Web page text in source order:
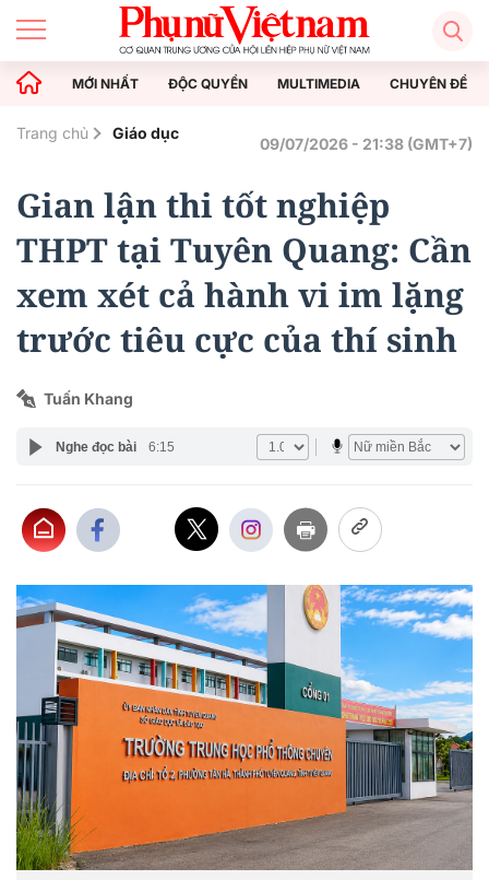
MỚI NHẤT ĐỘC QUYỀN MULTIMEDIA CHUYÊN ĐỀ
Trang chủ Giáo dục
09/07/2026 - 21:38 (GMT+7)
Gian lận thi tốt nghiệp
THPT tại Tuyên Quang: Cần
xem xét cả hành vi im lặng
trước tiêu cực của thí sinh
Tuấn Khang
Nghe đọc bài 6:15